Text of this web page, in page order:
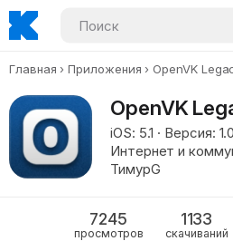
Главная Приложения OpenVK
OpenVK
iOS: 5.1 · Версия: 1.0
Интернет и
ТимурG
7245
просмотров
1133
скачиваний